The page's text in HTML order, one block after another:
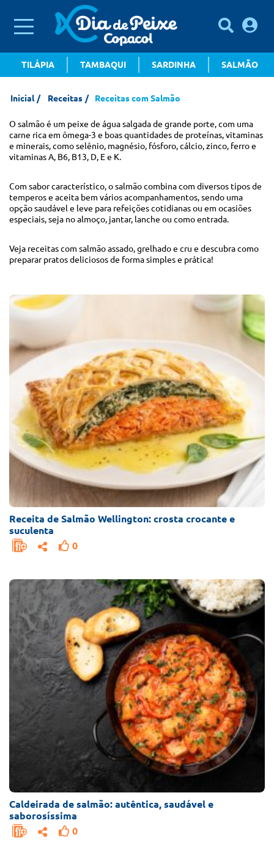
TILÁPIA TAMBAQUI SARDINHA SALMÃO
Inicial Receitas Receitas com Salmão
O salmão é um peixe de água salgada de grande porte, com uma
carne rica em ômega-3 e boas quantidades de proteínas, vitaminas
e minerais, como selênio, magnésio, fósforo, cálcio, zinco, ferro e
vitaminas A, B6, B13, D, E e K.
Com sabor característico, o salmão combina com diversos tipos de
temperos e aceita bem vários acompanhamentos, sendo uma
opção saudável e leve para refeições cotidianas ou em ocasiões
especiais, seja no almoço, jantar, lanche ou como entrada.
Veja receitas com salmão assado, grelhado e cru e descubra como
preparar pratos deliciosos de forma simples e prática!
com
Salmão
Receita de Salmão Wellington: crosta crocante e
suculenta
0
Caldeirada de salmão: autêntica, saudável e
saborosíssima
0